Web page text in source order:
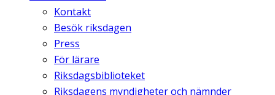
Kontakt
Besök riksdagen
Press
För lärare
Riksdagsbiblioteket
Riksdagens myndigheter och nämnder